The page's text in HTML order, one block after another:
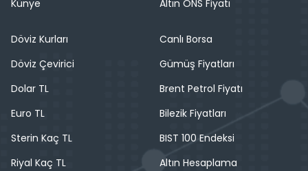
Künye
Altın ONS Fiyatı
Döviz Kurları
Döviz Çevirici
Dolar TL
Euro TL
Sterin Kaç TL
Riyal Kaç TL
Canlı Borsa
Gümüş Fiyatları
Brent Petrol Fiyatı
Bilezik Fiyatları
BIST 100 Endeksi
Altın Hesaplama